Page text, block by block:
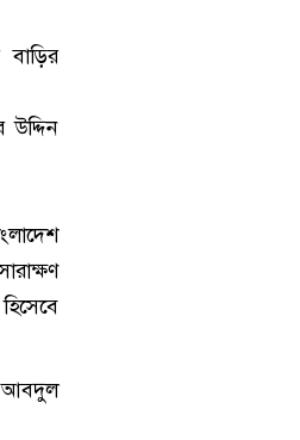
বাড়ির
আবদুল